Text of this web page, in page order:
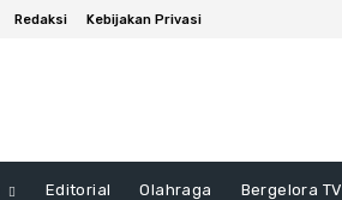
Redaksi Kebijakan Privasi
Editorial Olahraga Bergelora TV